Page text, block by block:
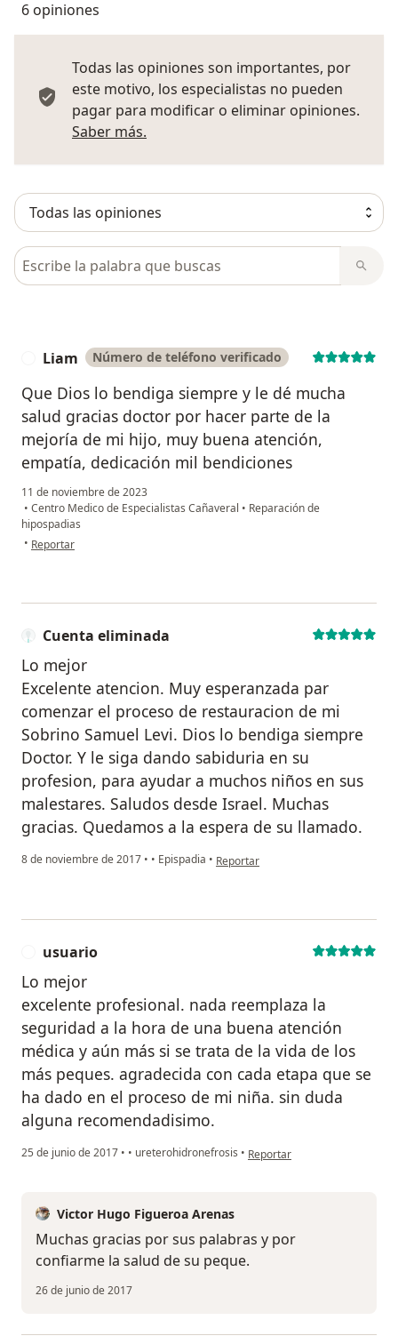
6 opiniones
Todas las opiniones son importantes, por
este motivo, los especialistas no pueden
pagar para modificar o eliminar opiniones.
Saber más.
Busca en opiniones
Liam Número de teléfono verificado
Que Dios lo bendiga siempre y le dé mucha
salud gracias doctor por hacer parte de la
mejoría de mi hijo, muy buena atención,
empatía, dedicación mil bendiciones
11 de noviembre de 2023
• Centro Medico de Especialistas Cañaveral • Reparación de
hipospadias
• en opinión del usuario Liam
Reportar
Cuenta eliminada
Lo mejor
Excelente atencion. Muy esperanzada par
comenzar el proceso de restauracion de mi
Sobrino Samuel Levi. Dios lo bendiga siempre
Doctor. Y le siga dando sabiduria en su
profesion, para ayudar a muchos niños en sus
malestares. Saludos desde Israel. Muchas
gracias. Quedamos a la espera de su llamado.
8 de noviembre de 2017 • • Epispadia • en opinión del usuario Cuenta
Reportar
usuario
Lo mejor
excelente profesional. nada reemplaza la
seguridad a la hora de una buena atención
médica y aún más si se trata de la vida de los
más peques. agradecida con cada etapa que se
ha dado en el proceso de mi niña. sin duda
alguna recomendadisimo.
25 de junio de 2017 • • ureterohidronefrosis • en opinión del usuario usuario
Reportar
Victor Hugo Figueroa Arenas
Muchas gracias por sus palabras y por
confiarme la salud de su peque.
26 de junio de 2017